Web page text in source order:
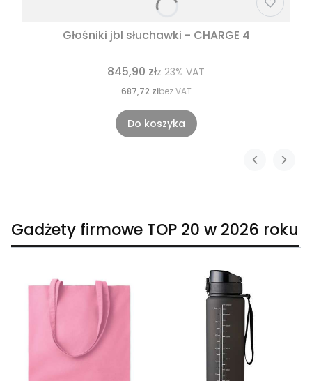
Głośniki jbl słuchawki - CHARGE 4
845,90 złz 23% VAT
687,72 złbez VAT
Do koszyka
Gadżety firmowe TOP 20 w 2026 roku